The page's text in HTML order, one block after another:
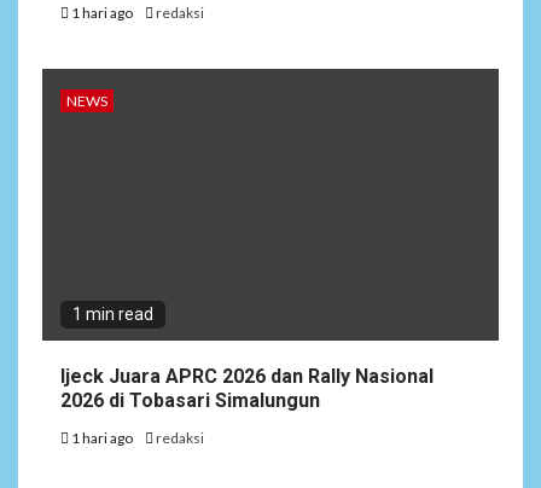
1 hari ago redaksi
NEWS
1 min read
Ijeck Juara APRC 2026 dan Rally Nasional
2026 di Tobasari Simalungun
1 hari ago redaksi